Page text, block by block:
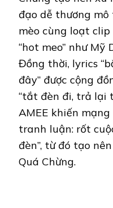
đạo dễ thương
mèo cùng loạt
“hot meo” như Mỹ
Đồng thời, lyrics
đây” được cộng
“tắt đèn đi, trả lại
AMEE khiến
tranh luận: rốt
đèn”, từ đó tạo
Quá Chừng.